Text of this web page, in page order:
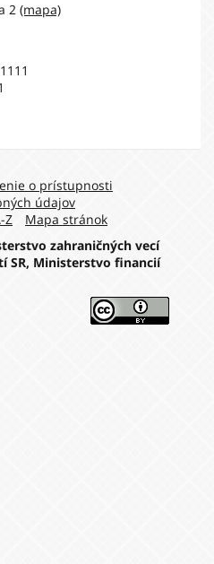
2 (mapa)
o prístupnosti
údajov
Z
Mapa stránok
zahraničných vecí
SR, Ministerstvo financií